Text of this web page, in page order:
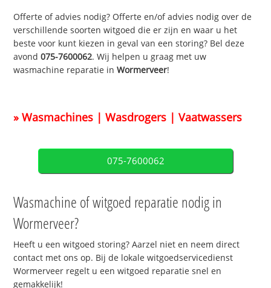
Offerte of advies nodig? Offerte en/of advies nodig over de
verschillende soorten witgoed die er zijn en waar u het
beste voor kunt kiezen in geval van een storing? Bel deze
avond075-7600062. Wij helpen u graag met uw
wasmachine reparatie inWormerveer!
» Wasmachines | Wasdrogers | Vaatwassers
075-7600062
Wasmachine of witgoed reparatie nodig in
Wormerveer?
Heeft u een witgoed storing? Aarzel niet en neem direct
contact met ons op. Bij de lokale witgoedservicedienst
Wormerveer regelt u een witgoed reparatie snel en
gemakkelijk!